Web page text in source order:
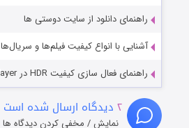
راهنمای دانلود از سایت دوستی ها
آشنایی با انواع کیفیت فیلم‌ها و سریال‌ها
راهنمای فعال سازی کیفیت HDR در PotPlayer
۲ دیدگاه ارسال شده است
نمایش / مخفی کردن دیدگاه ها